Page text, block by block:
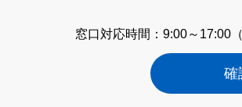
窓口対応時間：9:00～17:00